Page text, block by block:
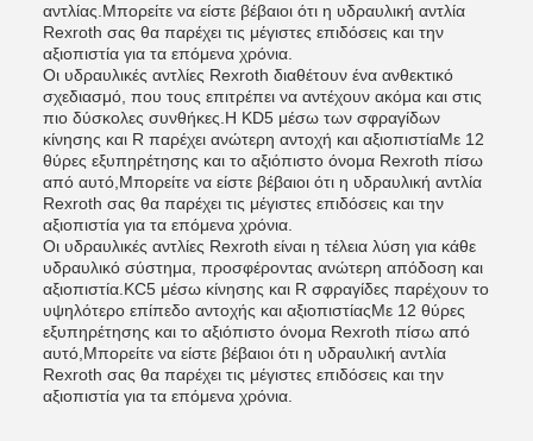
αντλίας.Μπορείτε να είστε βέβαιοι ότι η υδραυλική αντλία
Rexroth σας θα παρέχει τις μέγιστες επιδόσεις και την
αξιοπιστία για τα επόμενα χρόνια.
Οι υδραυλικές αντλίες Rexroth διαθέτουν ένα ανθεκτικό
σχεδιασμό, που τους επιτρέπει να αντέχουν ακόμα και στις
πιο δύσκολες συνθήκες.Η KD5 μέσω των σφραγίδων
κίνησης και R παρέχει ανώτερη αντοχή και αξιοπιστίαΜε 12
θύρες εξυπηρέτησης και το αξιόπιστο όνομα Rexroth πίσω
από αυτό,Μπορείτε να είστε βέβαιοι ότι η υδραυλική αντλία
Rexroth σας θα παρέχει τις μέγιστες επιδόσεις και την
αξιοπιστία για τα επόμενα χρόνια.
Οι υδραυλικές αντλίες Rexroth είναι η τέλεια λύση για κάθε
υδραυλικό σύστημα, προσφέροντας ανώτερη απόδοση και
αξιοπιστία.KC5 μέσω κίνησης και R σφραγίδες παρέχουν το
υψηλότερο επίπεδο αντοχής και αξιοπιστίαςΜε 12 θύρες
εξυπηρέτησης και το αξιόπιστο όνομα Rexroth πίσω από
αυτό,Μπορείτε να είστε βέβαιοι ότι η υδραυλική αντλία
Rexroth σας θα παρέχει τις μέγιστες επιδόσεις και την
αξιοπιστία για τα επόμενα χρόνια.